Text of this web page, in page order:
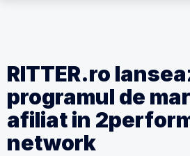
RITTER.ro
programul de
afiliat in
network